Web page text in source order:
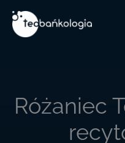
do
treści
Różaniec